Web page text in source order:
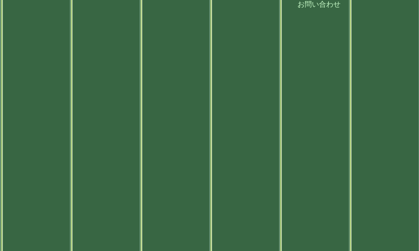
お問い合わせ